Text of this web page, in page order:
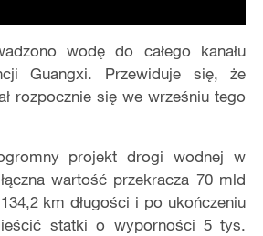
wodę do całego kanału
Guangxi. Przewiduje się, że
rozpocznie się we wrześniu tego
projekt drogi wodnej w
wartość przekracza 70 mld
km długości i po ukończeniu
statki o wyporności 5 tys.